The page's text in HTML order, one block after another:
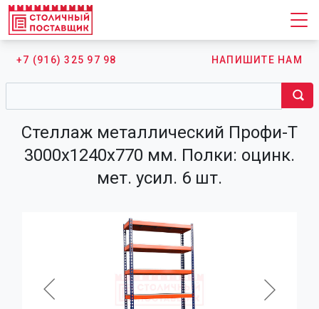
+7 (916) 325 97 98 НАПИШИТЕ НАМ
Стеллаж металлический Профи-Т
3000х1240х770 мм. Полки: оцинк.
мет. усил. 6 шт.